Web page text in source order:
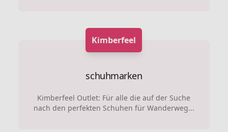
Kimberfeel
schuhmarken
Kimberfeel Outlet: Für alle die auf der Suche
nach den perfekten Schuhen für Wanderweg...